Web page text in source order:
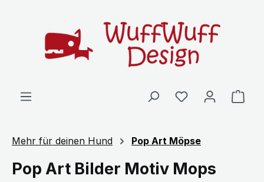
Mehr für deinen Hund Pop Art Möpse
Pop Art Bilder Motiv Mops